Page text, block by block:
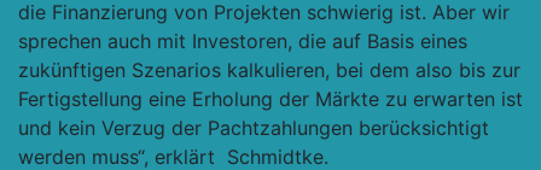
die Finanzierung von Projekten schwierig ist. Aber wir
sprechen auch mit Investoren, die auf Basis eines
zukünftigen Szenarios kalkulieren, bei dem also bis zur
Fertigstellung eine Erholung der Märkte zu erwarten ist
und kein Verzug der Pachtzahlungen berücksichtigt
werden muss“, erklärt Schmidtke.